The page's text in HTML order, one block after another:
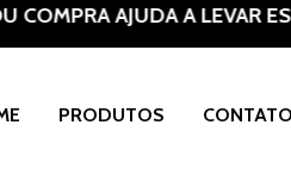
AJUDA A LEVAR
PRODUTOS